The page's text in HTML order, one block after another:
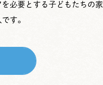
必要とする子どもたちの家
す。